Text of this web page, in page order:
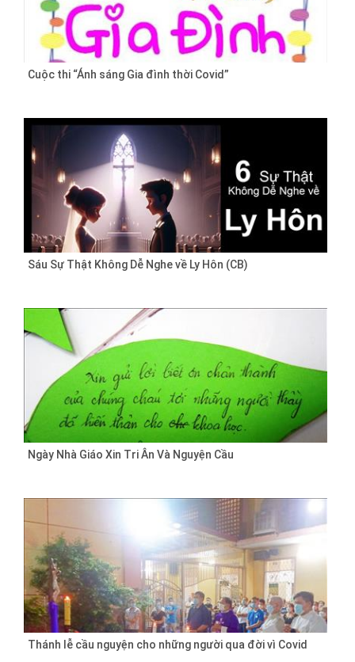
Cuộc thi “Ánh sáng Gia đình thời Covid”
Sáu Sự Thật Không Dễ Nghe về Ly Hôn (CB)
Ngày Nhà Giáo Xin Tri Ân Và Nguyện Cầu
Thánh lễ cầu nguyện cho những người qua đời vì Covid